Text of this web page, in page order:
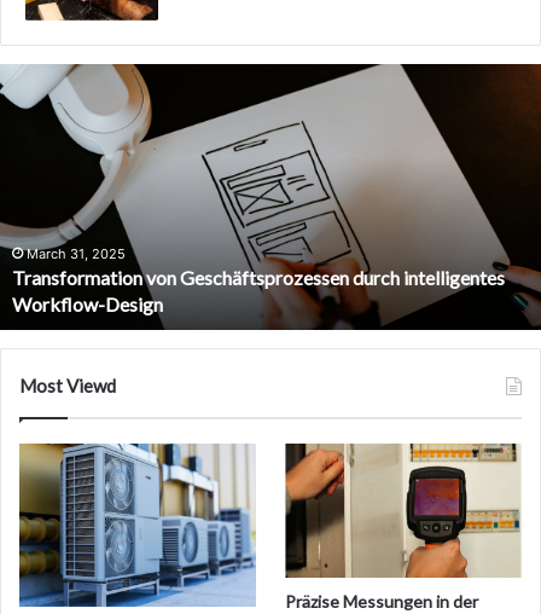
Transformation
von
Geschäftsprozessen
Design
March 31, 2025
Transformation von Geschäftsprozessen durch intelligentes
Workflow-Design
Most Viewd
Präzise Messungen in der